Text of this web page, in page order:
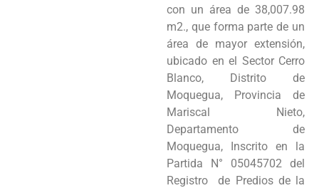
Programas
Intranet
con un área de 38,007.98
m2., que forma parte de un
área de mayor extensión,
ubicado en el Sector Cerro
Blanco, Distrito de
Moquegua, Provincia de
Mariscal Nieto,
Departamento de
Moquegua, Inscrito en la
Partida N° 05045702 del
Registro de Predios de la